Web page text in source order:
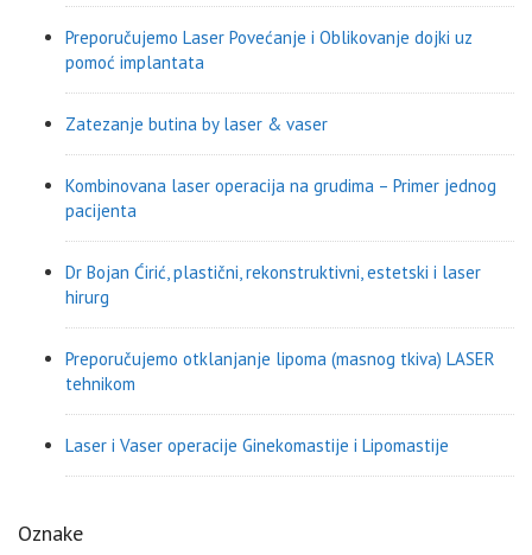
Preporučujemo Laser Povećanje i Oblikovanje dojki uz
pomoć implantata
Zatezanje butina by laser & vaser
Kombinovana laser operacija na grudima – Primer jednog
pacijenta
Dr Bojan Ćirić, plastični, rekonstruktivni, estetski i laser
hirurg
Preporučujemo otklanjanje lipoma (masnog tkiva) LASER
tehnikom
Laser i Vaser operacije Ginekomastije i Lipomastije
Oznake